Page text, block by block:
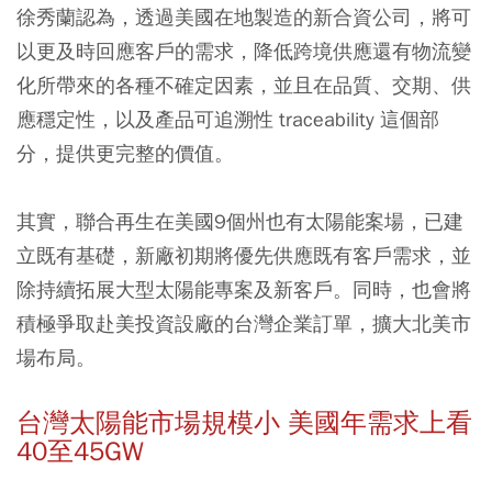
徐秀蘭認為，透過美國在地製造的新合資公司，將可
以更及時回應客戶的需求，降低跨境供應還有物流變
化所帶來的各種不確定因素，並且在品質、交期、供
應穩定性，以及產品可追溯性 traceability 這個部
分，提供更完整的價值。
其實，聯合再生在美國9個州也有太陽能案場，已建
立既有基礎，新廠初期將優先供應既有客戶需求，並
除持續拓展大型太陽能專案及新客戶。同時，也會將
積極爭取赴美投資設廠的台灣企業訂單，擴大北美市
場布局。
台灣太陽能市場規模小 美國年需求上看
40至45GW